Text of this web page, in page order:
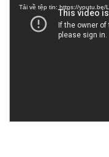
Tải về tệp tin: https://youtu.be/